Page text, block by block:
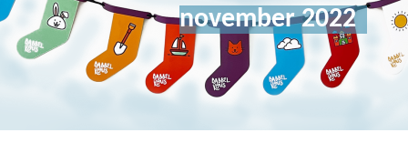
november 2022